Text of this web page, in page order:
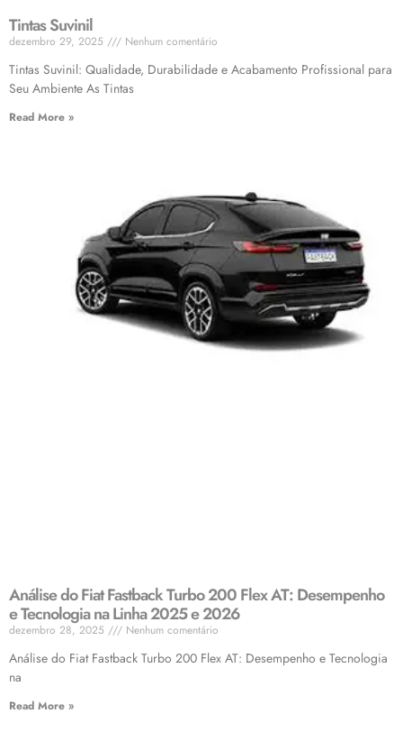
Tintas Suvinil
dezembro 29, 2025 Nenhum comentário
Tintas Suvinil: Qualidade, Durabilidade e Acabamento Profissional para
Seu Ambiente As Tintas
Read More »
Análise do Fiat Fastback Turbo 200 Flex AT: Desempenho
e Tecnologia na Linha 2025 e 2026
dezembro 28, 2025 Nenhum comentário
Análise do Fiat Fastback Turbo 200 Flex AT: Desempenho e Tecnologia
na
Read More »